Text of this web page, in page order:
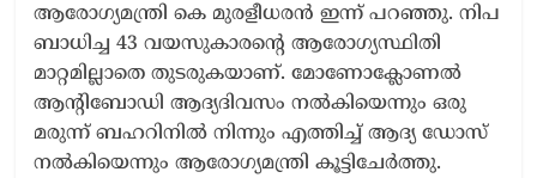
ആരോഗ്യമന്ത്രി കെ മുരളീധരന്‍ ഇന്ന് പറഞ്ഞു. നിപ
ബാധിച്ച 43 വയസുകാരന്റെ ആരോഗ്യസ്ഥിതി
മാറ്റമില്ലാതെ തുടരുകയാണ്. മോണോക്ലോണല്‍
ആന്റിബോഡി ആദ്യദിവസം നല്‍കിയെന്നും ഒരു
മരുന്ന് ബഹറിനില്‍ നിന്നും എത്തിച്ച് ആദ്യ ഡോസ്
നല്‍കിയെന്നും ആരോഗ്യമന്ത്രി കൂട്ടിചേര്‍ത്തു.